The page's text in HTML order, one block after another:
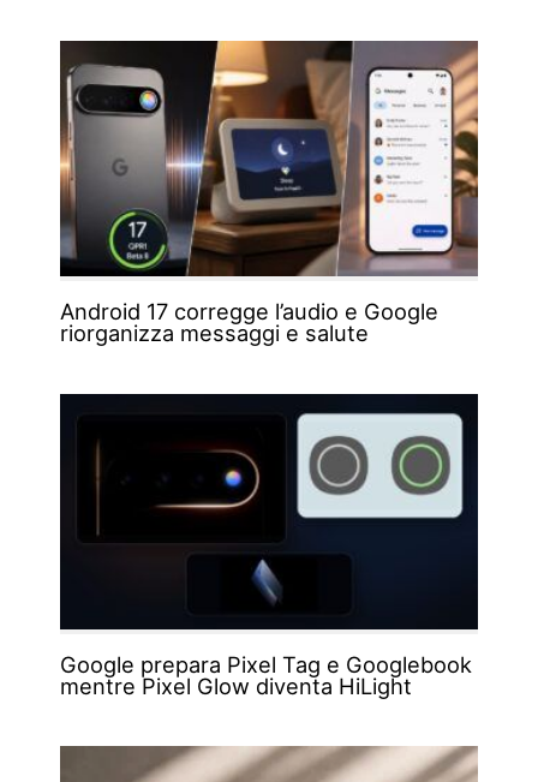
Android 17 corregge l’audio e Google
riorganizza messaggi e salute
Google prepara Pixel Tag e Googlebook
mentre Pixel Glow diventa HiLight